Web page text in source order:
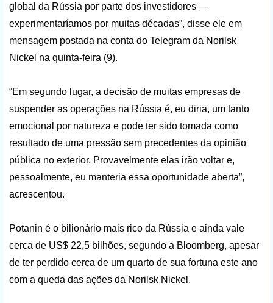
global da Rússia por parte dos investidores —
experimentaríamos por muitas décadas”, disse ele em
mensagem postada na conta do Telegram da Norilsk
Nickel na quinta-feira (9).
“Em segundo lugar, a decisão de muitas empresas de
suspender as operações na Rússia é, eu diria, um tanto
emocional por natureza e pode ter sido tomada como
resultado de uma pressão sem precedentes da opinião
pública no exterior. Provavelmente elas irão voltar e,
pessoalmente, eu manteria essa oportunidade aberta”,
acrescentou.
Potanin é o bilionário mais rico da Rússia e ainda vale
cerca de US$ 22,5 bilhões, segundo a Bloomberg, apesar
de ter perdido cerca de um quarto de sua fortuna este ano
com a queda das ações da Norilsk Nickel.